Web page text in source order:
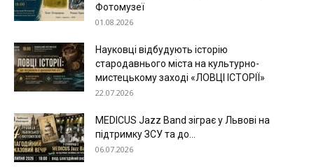
Фотомузеї
01.08.2026
Науковці відбудують історію
стародавнього міста на культурно-
мистецькому заході «ЛОВЦІ ІСТОРІЇ»
22.07.2026
MEDICUS Jazz Band зіграє у Львові на
підтримку ЗСУ та до...
06.07.2026